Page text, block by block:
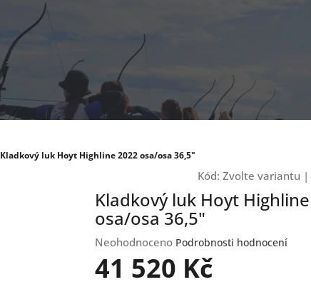
Kladkový luk Hoyt Highline 2022 osa/osa 36,5"
Kód: Zvolte variantu |
Kladkový luk Hoyt
osa/osa 36,5"
Průměrné
hodnocení
produktu
Neohodnoceno Podrobnosti hodnocení
41 520 Kč